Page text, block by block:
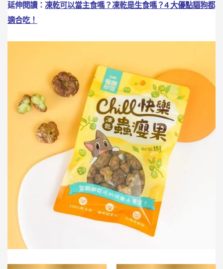
延伸閱讀： 凍乾可以當主食嗎？凍乾是生食嗎？4 大優點貓狗都
適合吃！